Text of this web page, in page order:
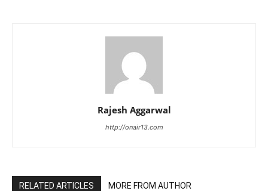
Rajesh Aggarwal
http://onair13.com
RELATED ARTICLES MORE FROM AUTHOR